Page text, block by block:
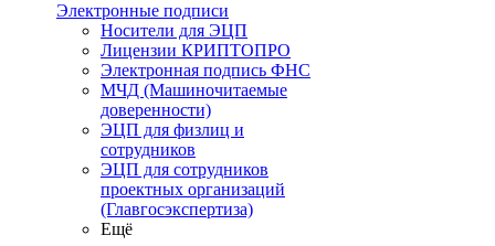
Электронные подписи
Носители для ЭЦП
Лицензии КРИПТОПРО
Электронная подпись ФНС
МЧД (Машиночитаемые
доверенности)
ЭЦП для физлиц и
сотрудников
ЭЦП для сотрудников
проектных организаций
(Главгосэкспертиза)
Ещё